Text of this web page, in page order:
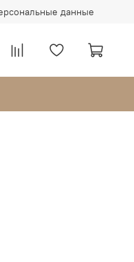
данные